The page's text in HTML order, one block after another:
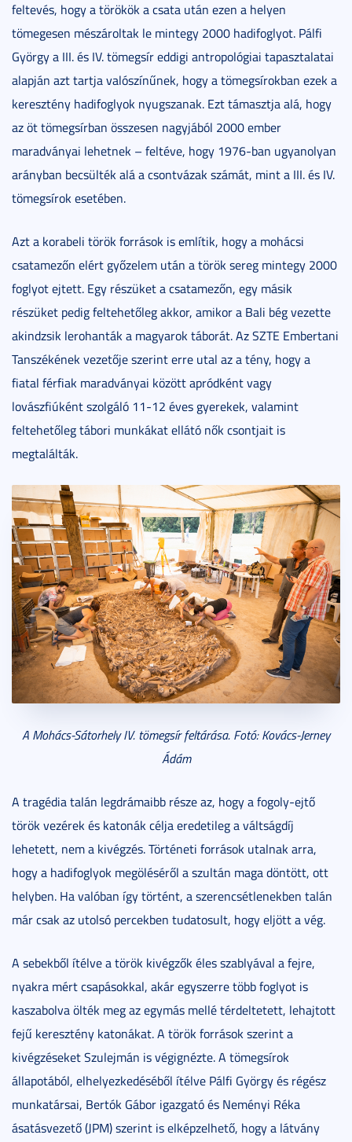
feltevés, hogy a törökök a csata után ezen a helyen
tömegesen mészároltak le mintegy 2000 hadifoglyot. Pálfi
György a III. és IV. tömegsír eddigi antropológiai tapasztalatai
alapján azt tartja valószínűnek, hogy a tömegsírokban ezek a
keresztény hadifoglyok nyugszanak. Ezt támasztja alá, hogy
az öt tömegsírban összesen nagyjából 2000 ember
maradványai lehetnek – feltéve, hogy 1976-ban ugyanolyan
arányban becsülték alá a csontvázak számát, mint a III. és IV.
tömegsírok esetében.
Azt a korabeli török források is említik, hogy a mohácsi
csatamezőn elért győzelem után a török sereg mintegy 2000
foglyot ejtett. Egy részüket a csatamezőn, egy másik
részüket pedig feltehetőleg akkor, amikor a Bali bég vezette
akindzsik lerohanták a magyarok táborát. Az SZTE Embertani
Tanszékének vezetője szerint erre utal az a tény, hogy a
fiatal férfiak maradványai között apródként vagy
lovászfiúként szolgáló 11-12 éves gyerekek, valamint
feltehetőleg tábori munkákat ellátó nők csontjait is
megtalálták.
A Mohács-Sátorhely IV. tömegsír feltárása. Fotó: Kovács-Jerney
Ádám
A tragédia talán legdrámaibb része az, hogy a fogoly-ejtő
török vezérek és katonák célja eredetileg a váltságdíj
lehetett, nem a kivégzés. Történeti források utalnak arra,
hogy a hadifoglyok megöléséről a szultán maga döntött, ott
helyben. Ha valóban így történt, a szerencsétlenekben talán
már csak az utolsó percekben tudatosult, hogy eljött a vég.
A sebekből ítélve a török kivégzők éles szablyával a fejre,
nyakra mért csapásokkal, akár egyszerre több foglyot is
kaszabolva ölték meg az egymás mellé térdeltetett, lehajtott
fejű keresztény katonákat. A török források szerint a
kivégzéseket Szulejmán is végignézte. A tömegsírok
állapotából, elhelyezkedéséből ítélve Pálfi György és régész
munkatársai, Bertók Gábor igazgató és Neményi Réka
ásatásvezető (JPM) szerint is elképzelhető, hogy a látvány